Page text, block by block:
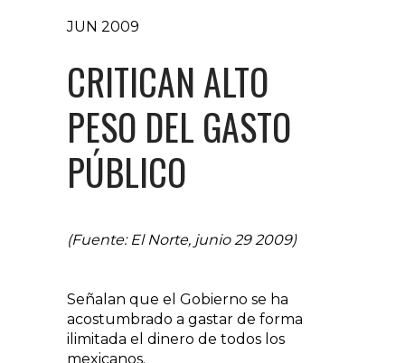
JUN 2009
CRITICAN ALTO
PESO DEL GASTO
PÚBLICO
(Fuente: El Norte, junio 29 2009)
Señalan que el Gobierno se ha
acostumbrado a gastar de forma
ilimitada el dinero de todos los
mexicanos.